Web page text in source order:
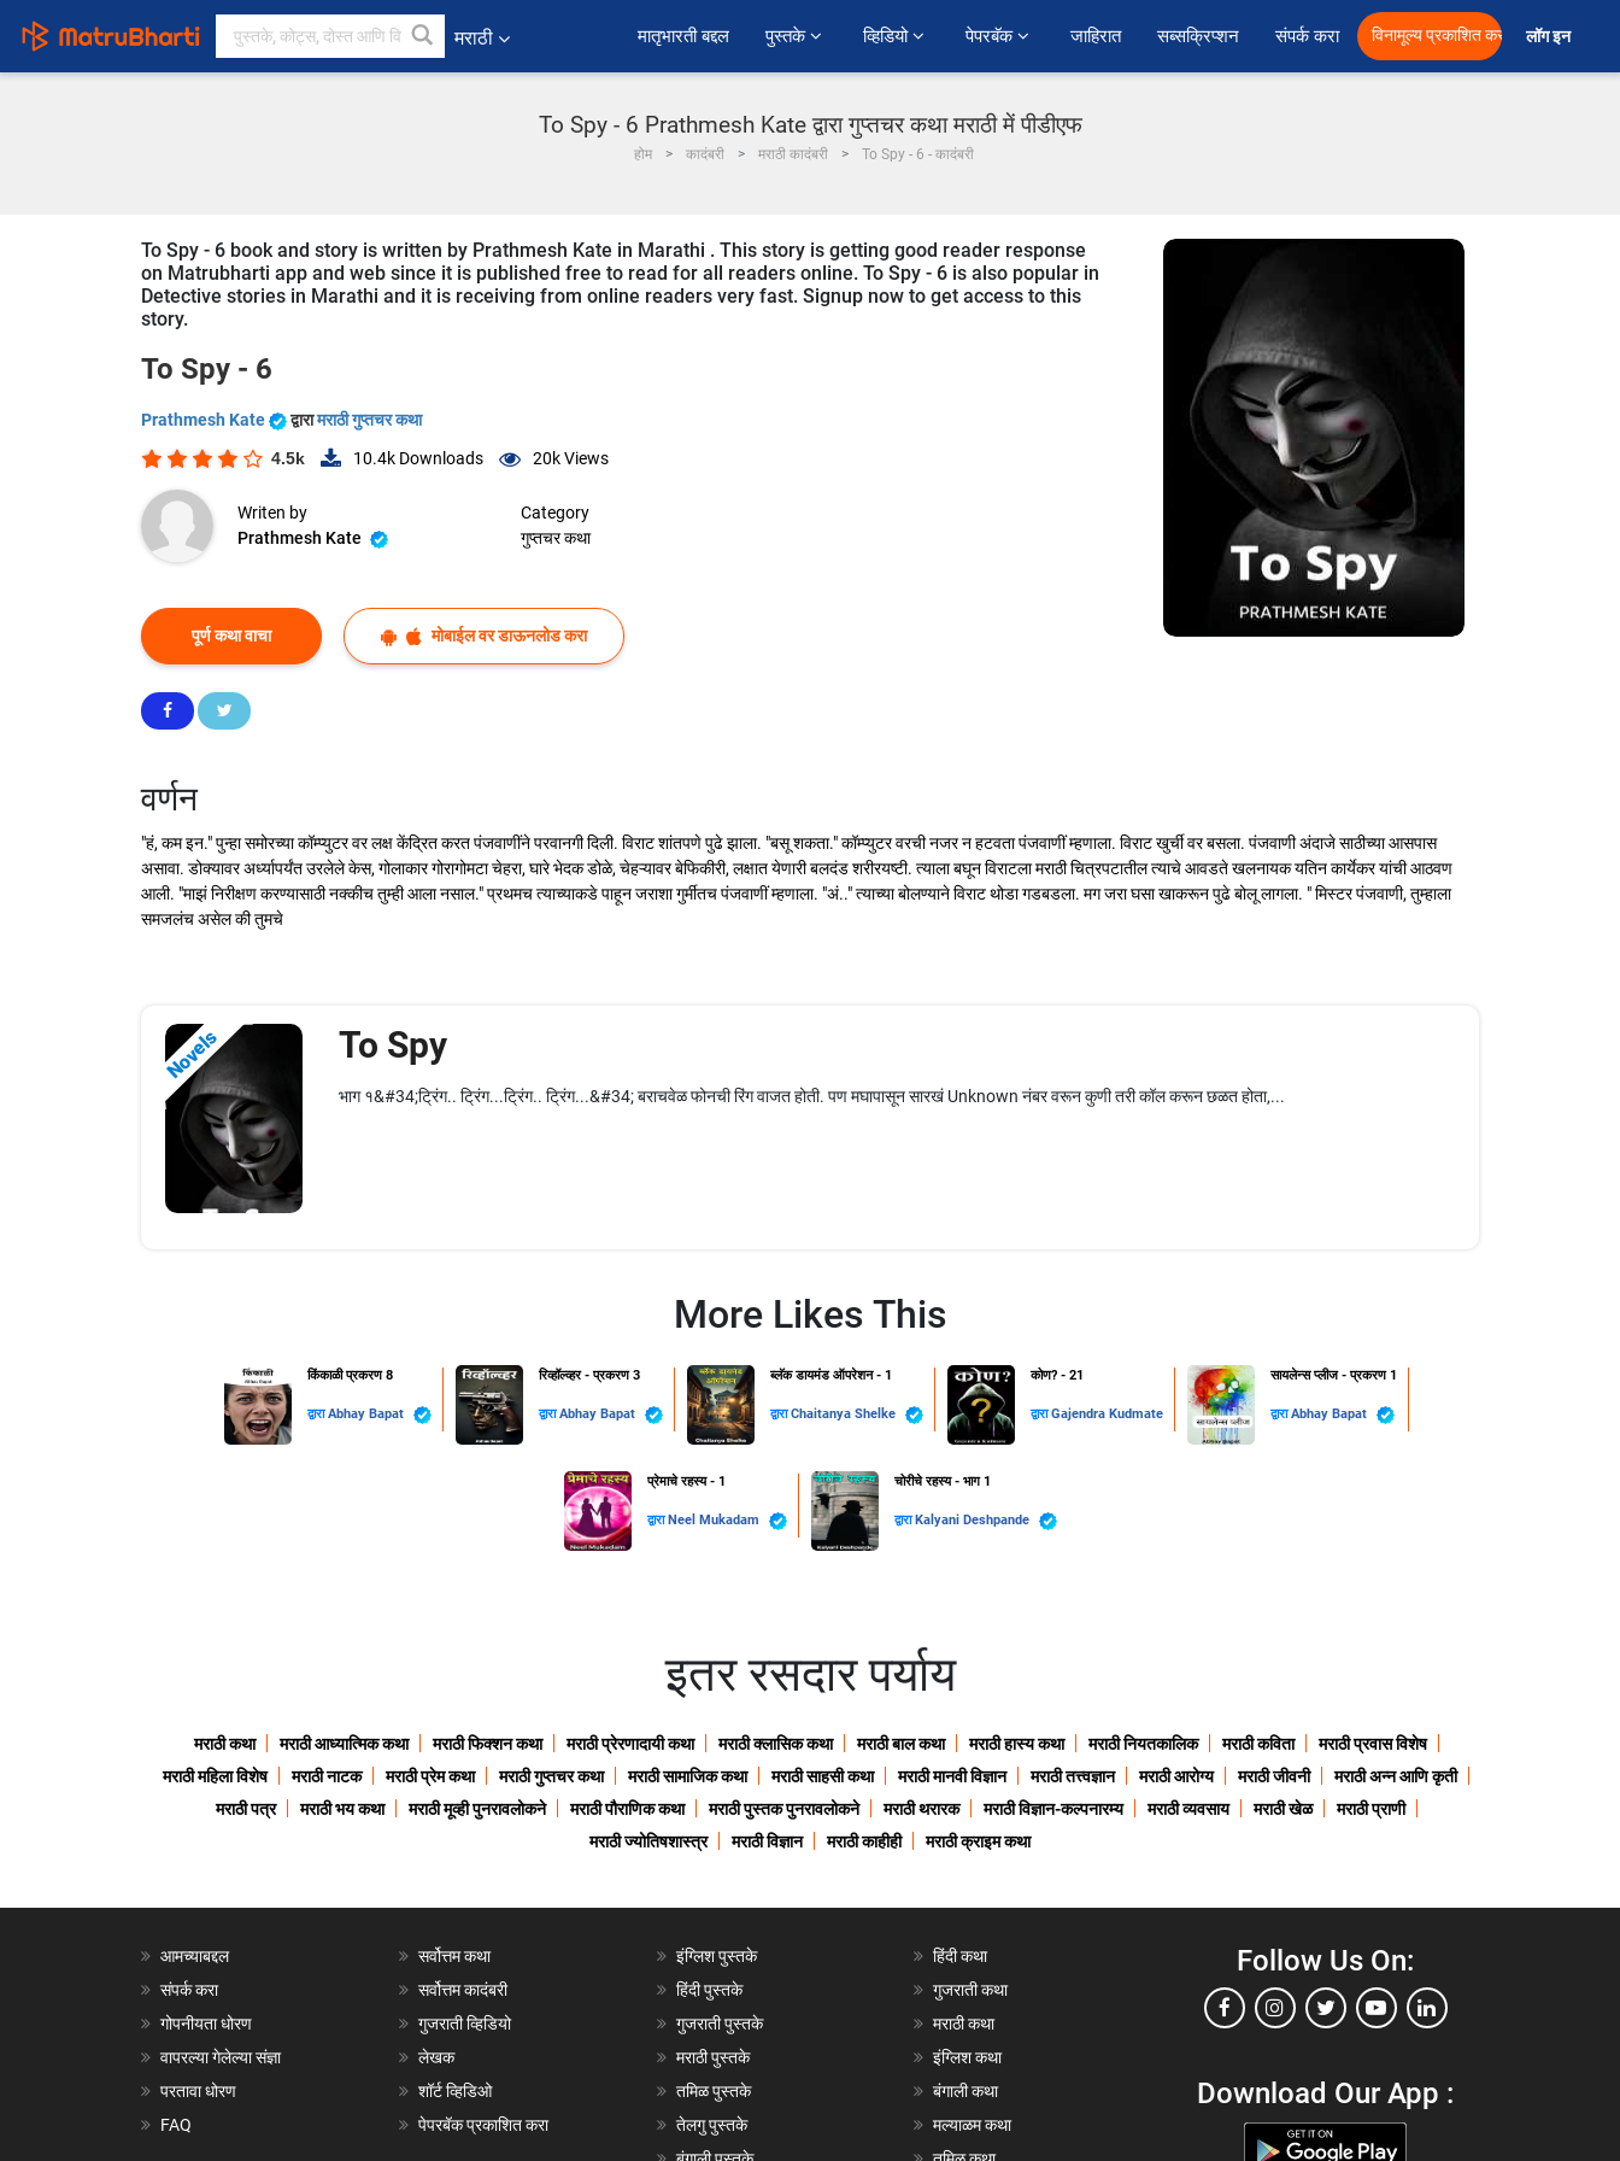
मराठी ﻿मातृभारती बद्दल पुस्तके व्हिडियो पेपरबॅक जाहिरात सब्सक्रिप्शन संपर्क करा विनामूल्य प्रकाशित करा लॉग इन
To Spy - 6 Prathmesh Kate द्वारा गुप्तचर कथा मराठी में पीडीएफ
होम कादंबरी मराठी कादंबरी To Spy - 6 - कादंबरी
To Spy - 6 book and story is written by Prathmesh Kate in Marathi . This story is getting good reader response
on Matrubharti app and web since it is published free to read for all readers online. To Spy - 6 is also popular in
Detective stories in Marathi and it is receiving from online readers very fast. Signup now to get access to this
story.
To Spy - 6
Prathmesh Kate द्वारामराठी गुप्तचर कथा
4.5k 10.4k Downloads 20kViews
Writen by
Prathmesh Kate
Category
गुप्तचर कथा
पूर्ण कथा वाचा मोबाईल वर डाऊनलोड करा
वर्णन
"हं, कम इन." पुन्हा समोरच्या कॉम्प्युटर वर लक्ष केंद्रित करत पंजवाणींने परवानगी दिली. विराट शांतपणे पुढे झाला. "बसू शकता." कॉम्प्युटर वरची नजर न हटवता पंजवाणीं म्हणाला. विराट खुर्ची वर बसला. पंजवाणी अंदाजे साठीच्या आसपास
असावा. डोक्यावर अर्ध्यापर्यंत उरलेले केस, गोलाकार गोरागोमटा चेहरा, घारे भेदक डोळे, चेहऱ्यावर बेफिकीरी, लक्षात येणारी बलदंड शरीरयष्टी. त्याला बघून विराटला मराठी चित्रपटातील त्याचे आवडते खलनायक यतिन कार्येकर यांची आठवण
आली. "माझं निरीक्षण करण्यासाठी नक्कीच तुम्ही आला नसाल." प्रथमच त्याच्याकडे पाहून जराशा गुर्मीतच पंजवाणीं म्हणाला. "अं.." त्याच्या बोलण्याने विराट थोडा गडबडला. मग जरा घसा खाकरून पुढे बोलू लागला. " मिस्टर पंजवाणी, तुम्हाला
समजलंच असेल की तुमचे
Novels To Spy
भाग १&#34;ट्रिंग.. ट्रिंग...ट्रिंग.. ट्रिंग...&#34; बराचवेळ फोनची रिंग वाजत होती. पण मघापासून सारखं Unknown नंबर वरून कुणी तरी कॉल करून छळत होता,...
More Likes This
किंकाळी प्रकरण 8
द्वाराAbhay Bapat
रिव्हॉल्व्हर - प्रकरण 3
द्वाराAbhay Bapat
ब्लॅक डायमंड ऑपरेशन - 1
द्वाराChaitanya Shelke
कोण? - 21
द्वाराGajendra Kudmate
सायलेन्स प्लीज - प्रकरण 1
द्वाराAbhay Bapat
प्रेमाचे रहस्य - 1
द्वारा Neel Mukadam
चोरीचे रहस्य - भाग 1
द्वारा Kalyani Deshpande
इतर रसदार पर्याय
मराठी कथा मराठी आध्यात्मिक कथा मराठी फिक्शन कथा मराठी प्रेरणादायी कथा मराठी क्लासिक कथा मराठी बाल कथा मराठी हास्य कथा मराठी नियतकालिक मराठी कविता
मराठी प्रवास विशेष
मराठी महिला विशेष
मराठी नाटक मराठी प्रेम कथा मराठी गुप्तचर कथा मराठी सामाजिक कथा मराठी साहसी कथा मराठी मानवी विज्ञान मराठी तत्त्वज्ञान मराठी आरोग्य मराठी जीवनी
मराठी अन्न आणि कृती
मराठी पत्र
मराठी भय कथा मराठी मूव्ही पुनरावलोकने मराठी पौराणिक कथा मराठी पुस्तक पुनरावलोकने मराठी थरारक मराठी विज्ञान-कल्पनारम्य मराठी व्यवसाय मराठी खेळ
मराठी प्राणी
मराठी ज्योतिषशास्त्र
मराठी विज्ञान मराठी काहीही मराठी क्राइम कथा
आमच्याबद्दल
संपर्क करा
गोपनीयता धोरण
वापरल्या गेलेल्या संज्ञा
परतावा धोरण
FAQ
सर्वोत्तम कथा
सर्वोत्तम कादंबरी
गुजराती व्हिडियो
लेखक
शॉर्ट व्हिडिओ
पेपरबॅक प्रकाशित करा
इंग्लिश पुस्तके
हिंदी पुस्तके
गुजराती पुस्तके
मराठी पुस्तके
तमिळ पुस्तके
तेलगु पुस्तके
हिंदी कथा
गुजराती कथा
मराठी कथा
इंग्लिश कथा
बंगाली कथा
मल्याळम कथा
Follow Us On:
Download Our App :